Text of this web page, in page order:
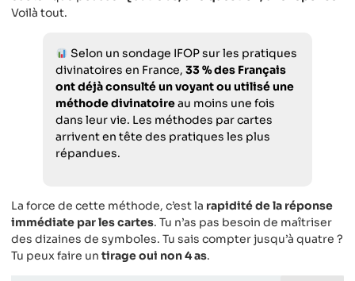
Voilà tout.
Selon un sondage IFOP sur les pratiques
divinatoires en France, 33 % des Français
ont déjà consulté un voyant ou utilisé une
méthode divinatoireau moins une fois
dans leur vie. Les méthodes par cartes
arrivent en tête des pratiques les plus
répandues.
La force de cette méthode, c’est la rapidité de la réponse
immédiate par les cartes. Tu n’as pas besoin de maîtriser
des dizaines de symboles. Tu sais compter jusqu’à quatre ?
Tu peux faire un tirage oui non 4 as.